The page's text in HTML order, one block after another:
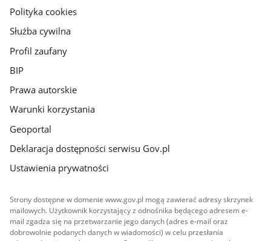
gov.pl
Polityka cookies
Służba cywilna
Profil zaufany
BIP
Prawa autorskie
Warunki korzystania
Geoportal
Deklaracja dostępności serwisu Gov.pl
Ustawienia prywatności
Strony dostępne w domenie www.gov.pl mogą zawierać adresy skrzynek
mailowych. Użytkownik korzystający z odnośnika będącego adresem e-
mail zgadza się na przetwarzanie jego danych (adres e-mail oraz
dobrowolnie podanych danych w wiadomości) w celu przesłania